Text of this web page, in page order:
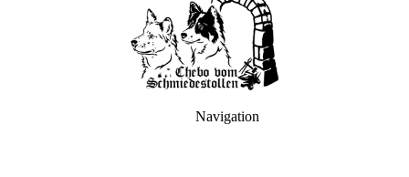
Navigation